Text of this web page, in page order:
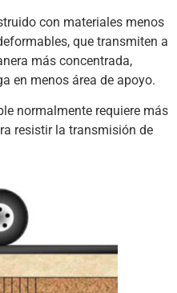
con materiales menos
que transmiten a
más concentrada,
en menos área de apoyo.
normalmente requiere más
resistir la transmisión de